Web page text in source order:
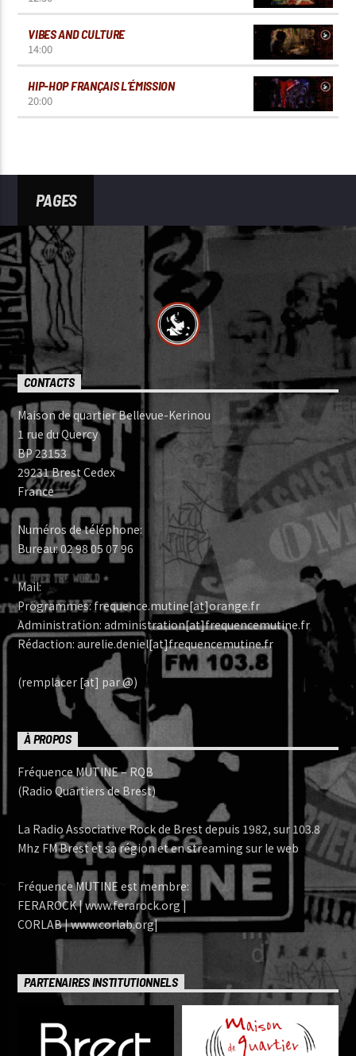
VIBES AND CULTURE
14:00
HIP-HOP FRANÇAIS L’ÉMISSION
20:00
PAGES
CONTACTS
Maison de quartier Bellevue-Kerinou
1 rue du Quercy
BP 23153
29231 Brest Cedex
France
Numéros de téléphone:
Bureau: 02 98 05 07 96
Mail:
Programmes: frequence.mutine[at]orange.fr
Administration: administration[at]frequencemutine.fr
Rédaction: aurelie.deniel[at]frequencemutine.fr
(remplacer [at] par @)
À PROPOS
Fréquence MUTINE – RQB
(Radio Quartiers de Brest)
La Radio Associative Rock de Brest depuis 1982, sur 103.8
Mhz FM Brest et sa région et en streaming sur le web
Fréquence MUTINE est membre:
FERAROCK | www.ferarock.org |
CORLAB | www.corlab.org|
PARTENAIRES INSTITUTIONNELS